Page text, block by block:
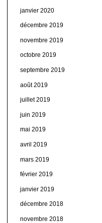
janvier 2020
décembre 2019
novembre 2019
octobre 2019
septembre 2019
août 2019
juillet 2019
juin 2019
mai 2019
avril 2019
mars 2019
février 2019
janvier 2019
décembre 2018
novembre 2018